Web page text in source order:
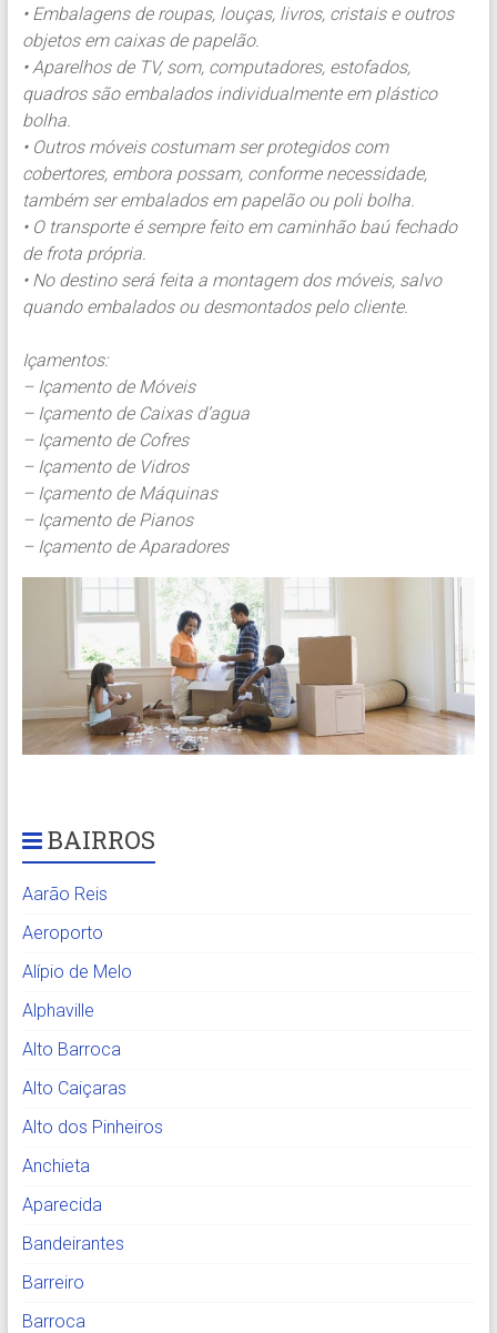
• Embalagens de roupas, louças, livros, cristais e outros
objetos em caixas de papelão.
• Aparelhos de TV, som, computadores, estofados,
quadros são embalados individualmente em plástico
bolha.
• Outros móveis costumam ser protegidos com
cobertores, embora possam, conforme necessidade,
também ser embalados em papelão ou poli bolha.
• O transporte é sempre feito em caminhão baú fechado
de frota própria.
• No destino será feita a montagem dos móveis, salvo
quando embalados ou desmontados pelo cliente.
Içamentos:
– Içamento de Móveis
– Içamento de Caixas d’agua
– Içamento de Cofres
– Içamento de Vidros
– Içamento de Máquinas
– Içamento de Pianos
– Içamento de Aparadores
BAIRROS
Aarão Reis
Aeroporto
Alípio de Melo
Alphaville
Alto Barroca
Alto Caiçaras
Alto dos Pinheiros
Anchieta
Aparecida
Bandeirantes
Barreiro
Barroca